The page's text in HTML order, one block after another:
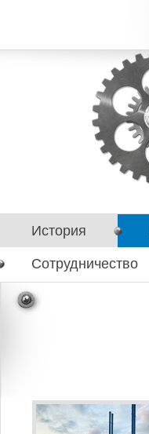
История
Сотрудничество